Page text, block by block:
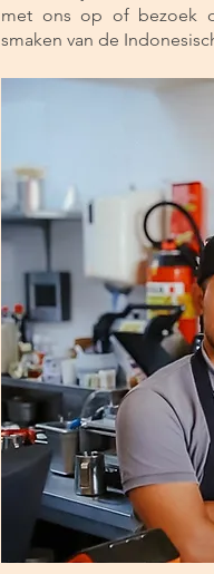
met ons op of bezoek
smaken van de